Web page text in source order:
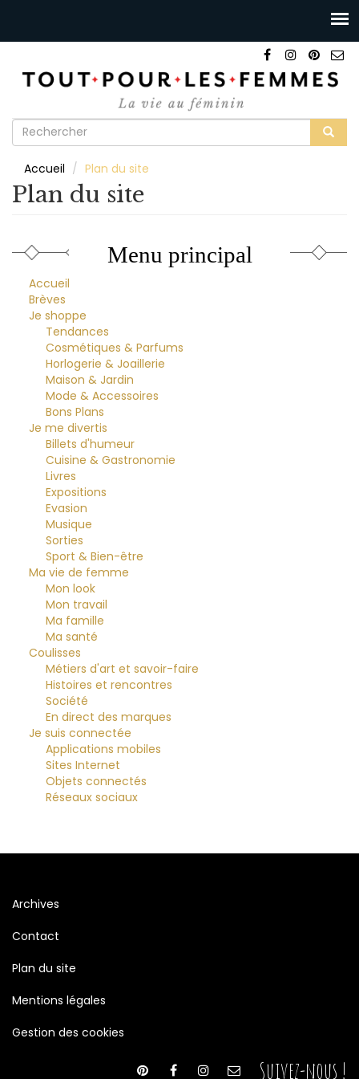
Formulaire
recherche
Accueil Plan du site
Plan du site
Menu principal
Accueil
Brèves
Je shoppe
Tendances
Cosmétiques & Parfums
Horlogerie & Joaillerie
Maison & Jardin
Mode & Accessoires
Bons Plans
Je me divertis
Billets d'humeur
Cuisine & Gastronomie
Livres
Expositions
Evasion
Musique
Sorties
Sport & Bien-être
Ma vie de femme
Mon look
Mon travail
Ma famille
Ma santé
Coulisses
Métiers d'art et savoir-faire
Histoires et rencontres
Société
En direct des marques
Je suis connectée
Applications mobiles
Sites Internet
Objets connectés
Réseaux sociaux
Archives
Contact
Plan du site
Mentions légales
Gestion des cookies
Suivez-nous !